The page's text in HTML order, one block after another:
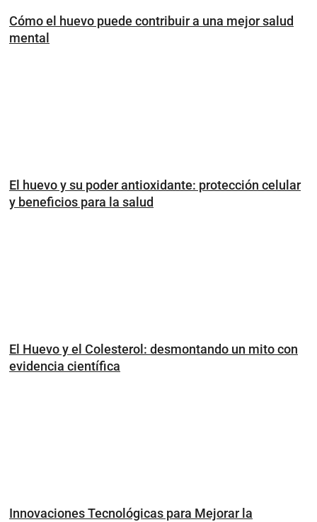
Cómo el huevo puede contribuir a una mejor salud
mental
El huevo y su poder antioxidante: protección celular
y beneficios para la salud
El Huevo y el Colesterol: desmontando un mito con
evidencia científica
Innovaciones Tecnológicas para Mejorar la